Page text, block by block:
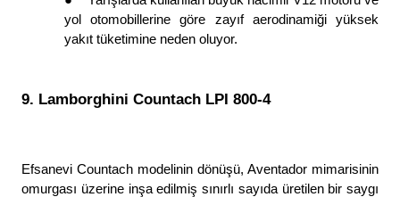
yol otomobillerine göre zayıf aerodinamiği yüksek
yakıt tüketimine neden oluyor.
9. Lamborghini Countach LPI 800-4
Efsanevi Countach modelinin dönüşü, Aventador mimarisinin
omurgası üzerine inşa edilmiş sınırlı sayıda üretilen bir saygı